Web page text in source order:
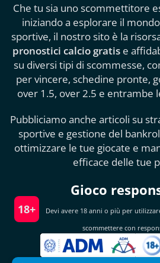
Che tu sia uno scommettitore
iniziando a esplorare il
sportive, il nostro sito è la
pronostici calcio gratis e
su diversi tipi di scommesse,
per vincere, schedine pronte,
over 1.5, over 2.5 e entrambe
Pubbliciamo anche articoli su
sportive e gestione del
ottimizzare le tue giocate e
efficace delle tue
Gioco
18+
Devi avere 18 anni o più per
scommettere con